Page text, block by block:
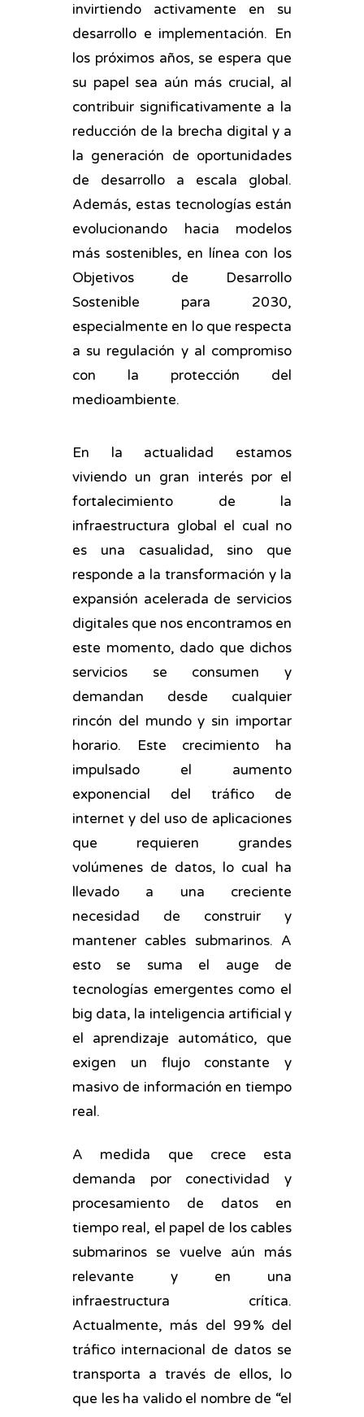
invirtiendo activamente en su
desarrollo e implementación. En
los próximos años, se espera que
su papel sea aún más crucial, al
contribuir significativamente a la
reducción de la brecha digital y a
la generación de oportunidades
de desarrollo a escala global.
Además, estas tecnologías están
evolucionando hacia modelos
más sostenibles, en línea con los
Objetivos de Desarrollo
Sostenible para 2030,
especialmente en lo que respecta
a su regulación y al compromiso
con la protección del
medioambiente.
En la actualidad estamos
viviendo un gran interés por el
fortalecimiento de la
infraestructura global el cual no
es una casualidad, sino que
responde a la transformación y la
expansión acelerada de servicios
digitales que nos encontramos en
este momento, dado que dichos
servicios se consumen y
demandan desde cualquier
rincón del mundo y sin importar
horario. Este crecimiento ha
impulsado el aumento
exponencial del tráfico de
internet y del uso de aplicaciones
que requieren grandes
volúmenes de datos, lo cual ha
llevado a una creciente
necesidad de construir y
mantener cables submarinos. A
esto se suma el auge de
tecnologías emergentes como el
big data, la inteligencia artificial y
el aprendizaje automático, que
exigen un flujo constante y
masivo de información en tiempo
real.
A medida que crece esta
demanda por conectividad y
procesamiento de datos en
tiempo real, el papel de los cables
submarinos se vuelve aún más
relevante y en una
infraestructura crítica.
Actualmente, más del 99 % del
tráfico internacional de datos se
transporta a través de ellos, lo
que les ha valido el nombre de “el